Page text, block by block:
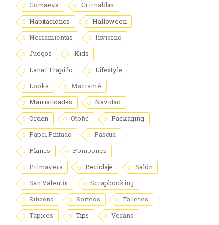
Gomaeva
Guirnaldas
Habitaciones
Halloween
Herramientas
Invierno
Juegos
Kids
Lana | Trapillo
Lifestyle
Looks
Macramé
Manualidades
Navidad
Orden
Otoño
Packaging
Papel Pintado
Pascua
Planes
Pompones
Primavera
Reciclaje
Salón
San Valentín
Scrapbooking
Silicona
Sorteos
Talleres
Tapices
Tips
Verano